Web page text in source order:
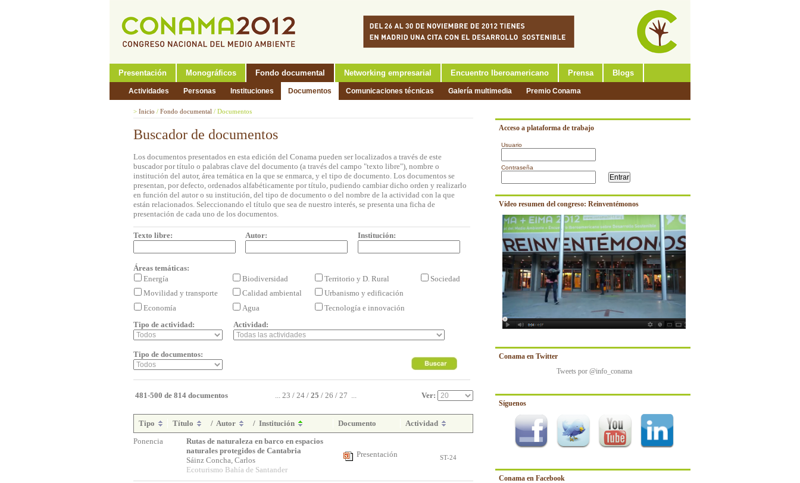
Presentación Monográficos Fondo documental Networking empresarial Encuentro Iberoamericano Prensa Blogs
Actividades Personas Instituciones Documentos Comunicaciones técnicas Galería multimedia Premio Conama
Acceso a plataforma de trabajo
Usuario
Contraseña
Vídeo resumen del congreso: Reinventémonos
Conama en Twitter
Tweets por @info_conama
Síguenos
Conama en Facebook
> Inicio / Fondo documental / Documentos
Buscador de documentos
Los documentos presentados en esta edición del Conama pueden ser localizados a través de este
buscador por título o palabras clave del documento (a través del campo "texto libre"), nombre o
institución del autor, área temática en la que se enmarca, y el tipo de documento. Los documentos se
presentan, por defecto, ordenados alfabéticamente por título, pudiendo cambiar dicho orden y realizarlo
en función del autor o su institución, del tipo de documento o del nombre de la actividad con la que
están relacionados. Seleccionando el título que sea de nuestro interés, se presenta una ficha de
presentación de cada uno de los documentos.
Texto libre: Autor: Institución:
Áreas temáticas:
Energía
Biodiversidad Territorio y D. Rural
Sociedad
Movilidad y transporte
Calidad ambiental
Urbanismo y edificación
Economía
Agua
Tecnología e innovación
Tipo de actividad:
Actividad:
Tipo de documentos:
481-500 de 814 documentos ... 23 / 24 / 25 / 26 / 27 ... Ver:
Tipo Título / Autor / Institución Documento
Actividad
Ponencia
Rutas de naturaleza en barco en espacios
naturales protegidos de Cantabria
Sáinz Concha, Carlos
Ecoturismo Bahía de Santander
Presentación ST-24